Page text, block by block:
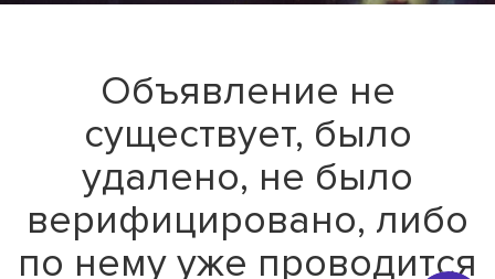
Объявление не
существует, было
удалено, не было
верифицировано, либо
по нему уже проводится